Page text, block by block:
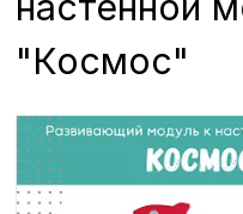
"Космос"